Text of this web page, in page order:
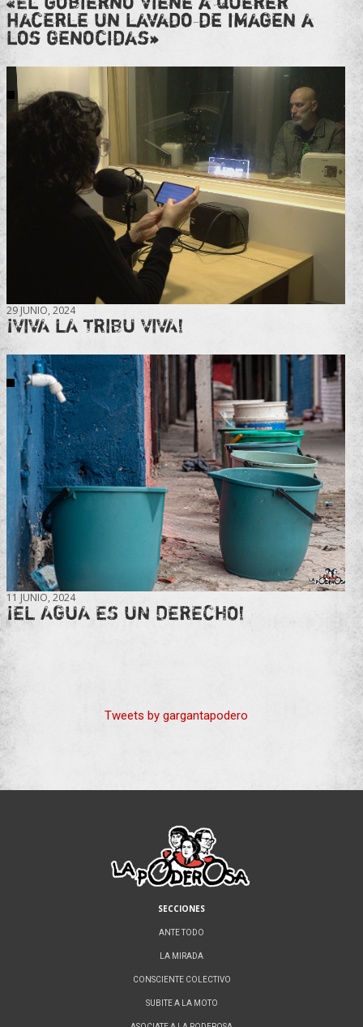
hacerle un lavado de imagen a
los genocidas»
29 JUNIO, 2024
¡VIVA LA TRIBU VIVA!
11 JUNIO, 2024
¡EL AGUA ES UN DERECHO!
Tweets by gargantapodero
SECCIONES
ANTE TODO
LA MIRADA
CONSCIENTE COLECTIVO
SUBITE A LA MOTO